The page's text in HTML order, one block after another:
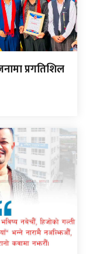
प्रगतिशिल